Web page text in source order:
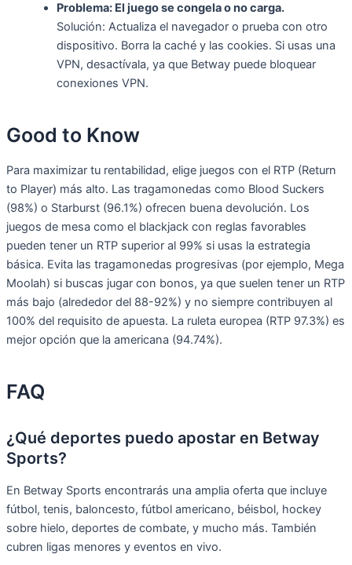
Problema: El juego se congela o no carga.
Solución: Actualiza el navegador o prueba con otro
dispositivo. Borra la caché y las cookies. Si usas una
VPN, desactívala, ya que Betway puede bloquear
conexiones VPN.
Good to Know
Para maximizar tu rentabilidad, elige juegos con el RTP (Return
to Player) más alto. Las tragamonedas como Blood Suckers
(98%) o Starburst (96.1%) ofrecen buena devolución. Los
juegos de mesa como el blackjack con reglas favorables
pueden tener un RTP superior al 99% si usas la estrategia
básica. Evita las tragamonedas progresivas (por ejemplo, Mega
Moolah) si buscas jugar con bonos, ya que suelen tener un RTP
más bajo (alrededor del 88-92%) y no siempre contribuyen al
100% del requisito de apuesta. La ruleta europea (RTP 97.3%) es
mejor opción que la americana (94.74%).
FAQ
¿Qué deportes puedo apostar en Betway
Sports?
En Betway Sports encontrarás una amplia oferta que incluye
fútbol, tenis, baloncesto, fútbol americano, béisbol, hockey
sobre hielo, deportes de combate, y mucho más. También
cubren ligas menores y eventos en vivo.